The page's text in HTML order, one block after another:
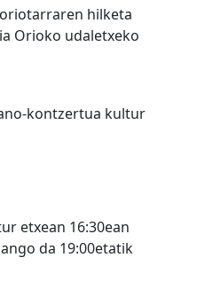
hilketa
Orioko udaletxeko
kontzertua kultur
etxean 16:30ean
da 19:00etatik